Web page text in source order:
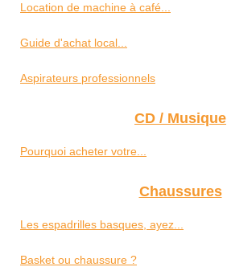
Location de machine à café...
Guide d'achat local...
Aspirateurs professionnels
CD / Musique
Pourquoi acheter votre...
Chaussures
Les espadrilles basques, ayez...
Basket ou chaussure ?